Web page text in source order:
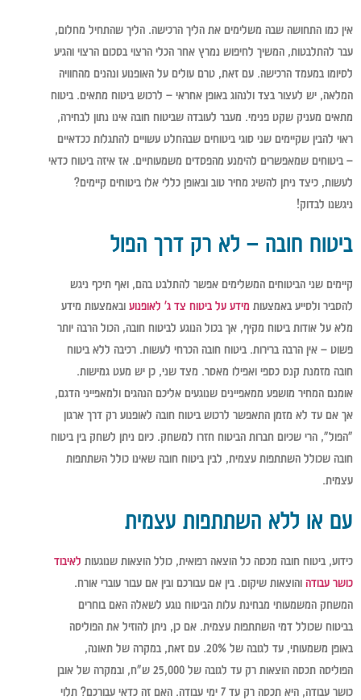
אין כמו התחושה שבה משלימים את הליך הרכישה. הליך שהתחיל מחלום,
עבר להתלבטות, המשיך לחיפוש נמרץ אחר הכלי הרצוי בסכום הרצוי והגיע
לסיומו במעמד הרכישה. עם זאת, טרם עולים על האופנוע ונהנים מהחוויה
המלאה, יש לעצור בצד ולנהוג באופן אחראי – לרכוש ביטוח מתאים. ביטוח
מתאים מעניק שקט פנימי. מעבר לעובדה שביטוח חובה אינו נתון לבחירה,
ראוי להבין שקיימים שני סוגי ביטוחים שבהחלט עשויים להתגלות ככדאיים
– ביטוחים שמאפשרים להימנע מהפסדים משמעותיים. אז איזה ביטוח כדאי
לעשות, כיצד ניתן להשיג מחיר טוב ובאופן כללי אלו ביטוחים קיימים?
ניגשנו לבדוק!
ביטוח חובה – לא רק דרך הפול
קיימים שני הביטוחים המשלימים אפשר להתלבט בהם, ואף תיכף ניגש
להסביר ולסייע באמצעות מידע על ביטוח צד ג' לאופנוע ובאמצעות מידע
מלא על אודות ביטוח מקיף, אך בכול הנוגע לביטוח חובה, הכול הרבה יותר
פשוט – אין הרבה ברירות. ביטוח חובה הכרחי לעשות. רכיבה ללא ביטוח
חובה מזמנת קנס כספי ואפילו מאסר. מצד שני, כן יש מעט גמישות.
אומנם המחיר מושפע ממאפיינים שנוגעים אליכם הנהגים ולמאפייני הדגם,
אך אם עד לא מזמן התאפשר לרכוש ביטוח חובה לאופנוע רק דרך ארגון
"הפול", הרי שכיום חברות הביטוח חזרו למשחק. כיום ניתן לשחק בין ביטוח
חובה שכולל השתתפות עצמית, לבין ביטוח חובה שאינו כולל השתתפות
עצמית.
עם או ללא השתתפות עצמית
כידוע, ביטוח חובה מכסה כל הוצאה רפואית, כולל הוצאות שנוגעות לאיבוד
כושר עבודה והוצאות שיקום. בין אם עבורכם ובין אם עבור עוברי אורח.
המשחק המשמעותי מבחינת עלות הביטוח נוגע לשאלה האם בוחרים
בביטוח שכולל דמי השתתפות עצמית. אם כן, ניתן להוזיל את הפוליסה
באופן משמעותי, עד לגובה של 20%. עם זאת, במקרה של תאונה,
הפוליסה תכסה הוצאות רק עד לגובה של 25,000 ש"ח, ובמקרה של אובן
כושר עבודה, היא תכסה רק עד 7 ימי עבודה. האם זה כדאי עבורכם? תלוי